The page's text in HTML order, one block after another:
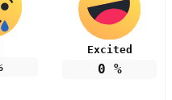
Excited
0 %